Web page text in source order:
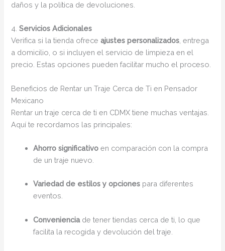
daños y la política de devoluciones.
4.Servicios Adicionales
Verifica si la tienda ofreceajustes personalizados, entrega
a domicilio, o si incluyen el servicio de limpieza en el
precio. Estas opciones pueden facilitar mucho el proceso.
Beneficios de Rentar un Traje Cerca de Ti en Pensador
Mexicano
Rentar un traje cerca de ti en CDMX tiene muchas ventajas.
Aquí te recordamos las principales:
Ahorro significativo en comparación con la compra
de un traje nuevo.
Variedad de estilos y opciones para diferentes
eventos.
Convenienciade tener tiendas cerca de ti, lo que
facilita la recogida y devolución del traje.